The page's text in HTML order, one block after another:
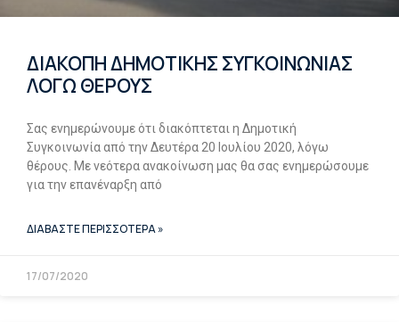
ΔΙΑΚΟΠΗ ΔΗΜΟΤΙΚΗΣ ΣΥΓΚΟΙΝΩΝΙΑΣ
ΛΟΓΩ ΘΕΡΟΥΣ
Σας ενημερώνουμε ότι διακόπτεται η Δημοτική
Συγκοινωνία από την Δευτέρα 20 Ιουλίου 2020, λόγω
θέρους. Με νεότερα ανακοίνωση μας θα σας ενημερώσουμε
για την επανέναρξη από
ΔΙΑΒΑΣΤΕ ΠΕΡΙΣΣΟΤΕΡΑ »
17/07/2020